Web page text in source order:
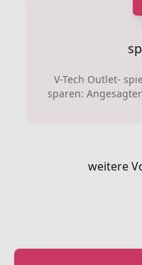
V-Tech Outlet-
sparen:
weitere